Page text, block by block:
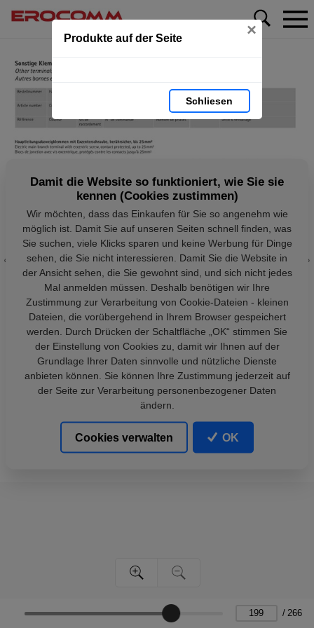
Produkte auf der Seite ×
Schliesen
/ 266
Damit die Website so funktioniert, wie Sie sie
kennen (Cookies zustimmen)
Wir möchten, dass das Einkaufen für Sie so angenehm wie
möglich ist. Damit Sie auf unseren Seiten schnell finden, was
Sie suchen, viele Klicks sparen und keine Werbung für Dinge
sehen, die Sie nicht interessieren. Damit Sie die Website in
der Ansicht sehen, die Sie gewohnt sind, und sich nicht jedes
Mal anmelden müssen. Deshalb benötigen wir Ihre
Zustimmung zur Verarbeitung von Cookie-Dateien - kleinen
Dateien, die vorübergehend in Ihrem Browser gespeichert
werden. Durch Drücken der Schaltfläche „OK“ stimmen Sie
der Einstellung von Cookies zu, damit wir Ihnen auf der
Grundlage Ihrer Daten sinnvolle und nützliche Dienste
anbieten können. Sie können Ihre Zustimmung jederzeit auf
der Seite zur Verarbeitung personenbezogener Daten
ändern.
Cookies verwalten OK